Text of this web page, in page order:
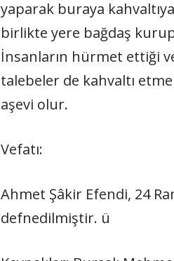
yaparak buraya
birlikte yere bağdaş
İnsanların hürmet ettiği
talebeler de kahvaltı
aşevi olur.
Vefatı:
Ahmet Şâkir Efendi, 24
defnedilmiştir. ü